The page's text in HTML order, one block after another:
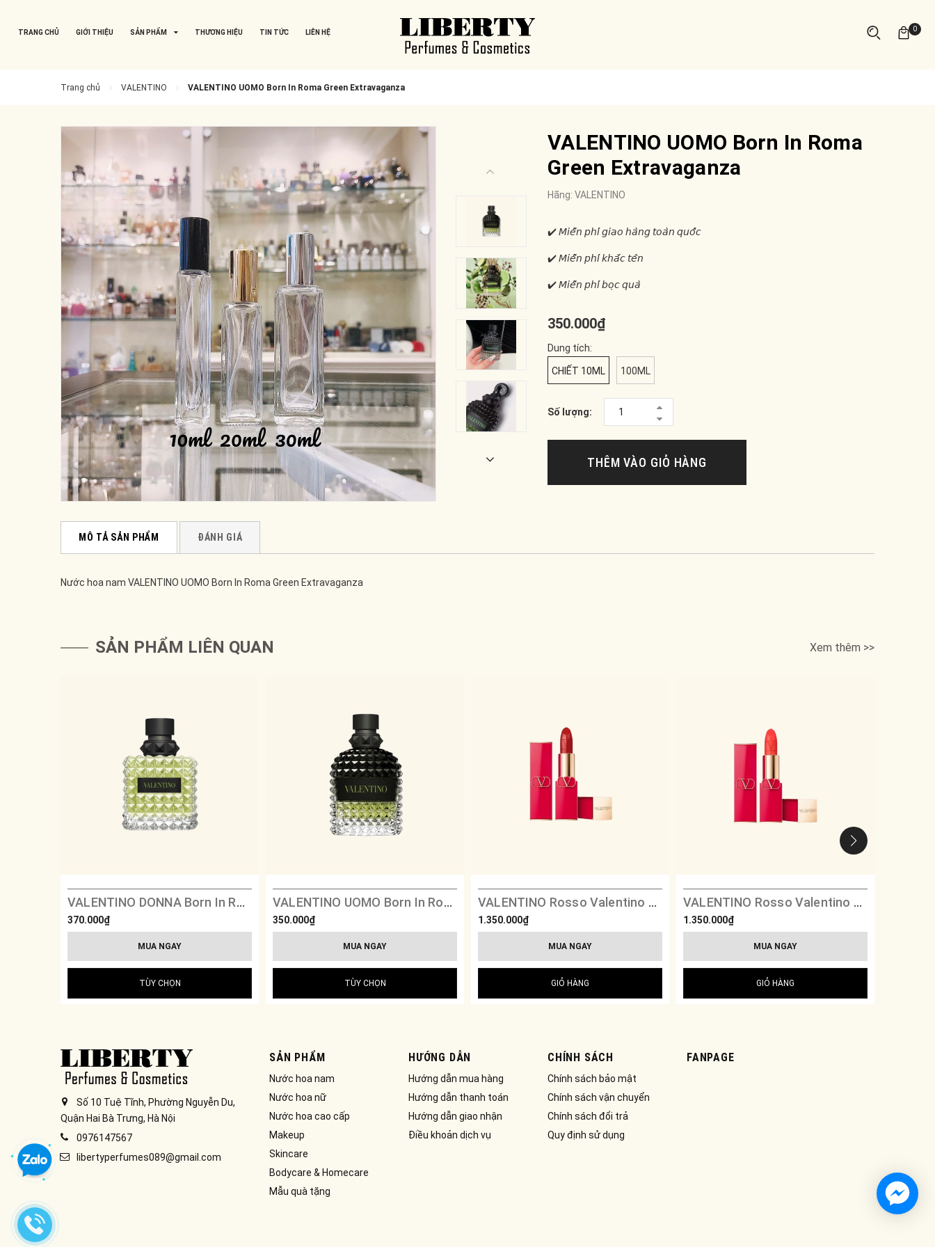
TRANG CHỦ GIỚI THIỆU SẢN PHẨM THƯƠNG HIỆU TIN TỨC LIÊN HỆ 0
Trang chủ VALENTINO VALENTINO UOMO Born In Roma Green Extravaganza
VALENTINO UOMO Born In Roma
Green Extravaganza
Hãng: VALENTINO
✔️ 𝘔𝘪𝘦̂̃𝘯 𝘱𝘩𝘪́ 𝘨𝘪𝘢𝘰 𝘩𝘢̀𝘯𝘨 𝘵𝘰𝘢̀𝘯 𝘲𝘶𝘰̂́𝘤
✔️ 𝘔𝘪𝘦̂̃𝘯 𝘱𝘩𝘪́ 𝘬𝘩𝘢̆́𝘤 𝘵𝘦̂𝘯
✔️ 𝘔𝘪𝘦̂̃𝘯 𝘱𝘩𝘪́ 𝘣𝘰̣𝘤 𝘲𝘶𝘢̀
350.000₫
Dung tích:
CHIẾT 10ML 100ML
Số lượng:
THÊM VÀO GIỎ HÀNG
MÔ TẢ SẢN PHẨM ĐÁNH GIÁ
Nước hoa nam VALENTINO UOMO Born In Roma Green Extravaganza
SẢN PHẨM LIÊN QUAN Xem thêm >>
VALENTINO DONNA Born In Roma Green Extravaganza
370.000₫
MUA NGAY
TÙY CHỌN
VALENTINO UOMO Born In Roma Green Extravaganza
350.000₫
MUA NGAY
TÙY CHỌN
VALENTINO Rosso Valentino Satin - 217A Ethereal Red
1.350.000₫
MUA NGAY
GIỎ HÀNG
VALENTINO Rosso Valentino Matte - 403A Fierce Orange
1.350.000₫
MUA NGAY
GIỎ HÀNG
Số 10 Tuệ Tĩnh, Phường Nguyễn Du,
Quận Hai Bà Trưng, Hà Nội
0976147567
libertyperfumes089@gmail.com
SẢN PHẨM
Nước hoa nam
Nước hoa nữ
Nước hoa cao cấp
Makeup
Skincare
Bodycare & Homecare
Mẫu quà tặng
HƯỚNG DẪN
Hướng dẫn mua hàng
Hướng dẫn thanh toán
Hướng dẫn giao nhận
Điều khoản dịch vụ
CHÍNH SÁCH
Chính sách bảo mật
Chính sách vận chuyển
Chính sách đổi trả
Quy định sử dụng
FANPAGE